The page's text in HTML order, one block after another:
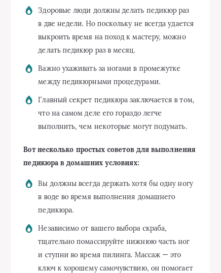
Здоровые люди должны делать педикюр раз
в две недели. Но поскольку не всегда удается
выкроить время на поход к мастеру, можно
делать педикюр раз в месяц.
Важно ухаживать за ногами в промежутке
между педикюрными процедурами.
Главный секрет педикюра заключается в том,
что на самом деле его гораздо легче
выполнить, чем некоторые могут подумать.
Вот несколько простых советов для выполнения
педикюра в домашних условиях:
Вы должны всегда держать хотя бы одну ногу
в воде во время выполнения домашнего
педикюра.
Независимо от вашего выбора скраба,
тщательно помассируйте нижнюю часть ног
и ступни во время пилинга. Массаж — это
ключ к хорошему самочувствию, он помогает